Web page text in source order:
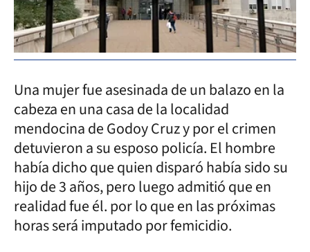
Una mujer fue asesinada de un balazo en la
cabeza en una casa de la localidad
mendocina de Godoy Cruz y por el crimen
detuvieron a su esposo policía. El hombre
había dicho que quien disparó había sido su
hijo de 3 años, pero luego admitió que en
realidad fue él. por lo que en las próximas
horas será imputado por femicidio.